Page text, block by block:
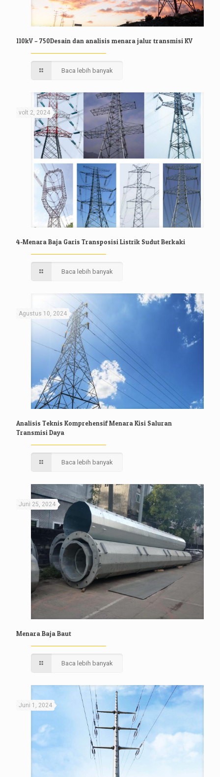
110kV – 750Desain dan analisis menara jalur transmisi KV
Baca lebih banyak
volt 2, 2024
4-Menara Baja Garis Transposisi Listrik Sudut Berkaki
Baca lebih banyak
Agustus 10, 2024
Analisis Teknis Komprehensif Menara Kisi Saluran
Transmisi Daya
Baca lebih banyak
Juni 25, 2024
Menara Baja Baut
Baca lebih banyak
Juni 1, 2024